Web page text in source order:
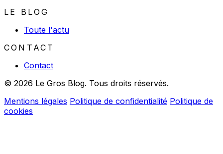
LE BLOG
Toute l'actu
CONTACT
Contact
© 2026 Le Gros Blog. Tous droits réservés.
Mentions légales Politique de confidentialité Politique de
cookies